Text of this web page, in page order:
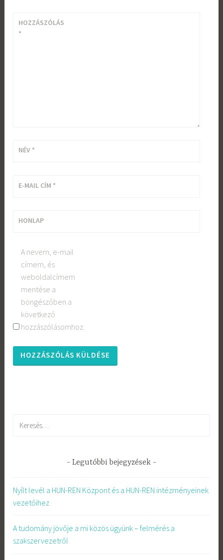
HOZZÁSZÓLÁS
*
NÉV *
E-MAIL CÍM *
HONLAP
A nevem, e-mail
címem, és
weboldalcímem
mentése a
böngészőben a
következő
hozzászólásomhoz.
Keresés:
Legutóbbi bejegyzések
Nyílt levél a HUN-REN Központ és a HUN-REN intézményeinek
vezetőihez
A tudomány jövője a mi közös ügyünk – felmérés a
szakszervezetről